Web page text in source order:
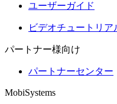
ユーザーガイド
ビデオチュートリア
パートナー様向け
パートナーセンター
MobiSystems